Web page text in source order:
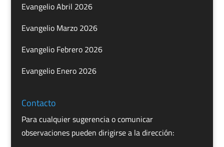
Evangelio Abril 2026
Evangelio Marzo 2026
Evangelio Febrero 2026
Evangelio Enero 2026
Contacto
Para cualquier sugerencia o comunicar
observaciones pueden dirigirse a la dirección: